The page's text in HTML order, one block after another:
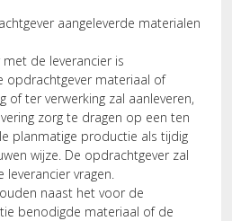
aangeleverde materialen
de leverancier is
opdrachtgever materiaal of
ter verwerking zal aanleveren,
zorg te dragen op een ten
planmatige productie als tijdig
wijze. De opdrachtgever zal
vragen.
naast het voor de
benodigde materiaal of de